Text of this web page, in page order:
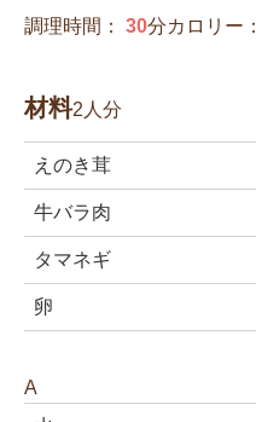
調理時間： 30分カロリー：
材料2人分
えのき茸
牛バラ肉
タマネギ
卵
A